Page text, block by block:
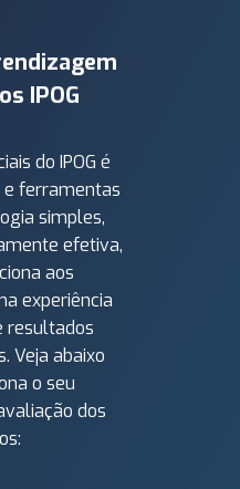
IPOG
do IPOG é
ferramentas
simples,
efetiva,
aos
experiência
resultados
Veja abaixo
o seu
dos